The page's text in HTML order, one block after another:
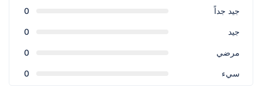
جيد جداً 0
جيد 0
مرضي 0
سيء 0